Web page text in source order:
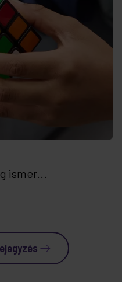
ismer...